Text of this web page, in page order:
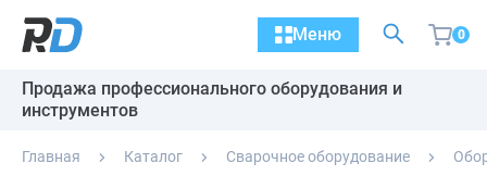
Меню 0
Продажа профессионального оборудования и
инструментов
Главная Каталог Сварочное оборудование